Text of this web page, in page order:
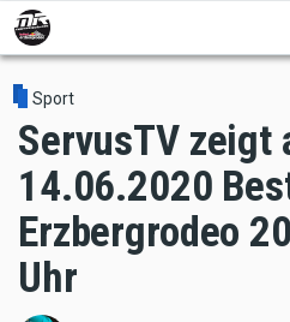
Skip
to
main
content
Sport
ServusTV zeigt
14.06.2020
Erzbergrodeo
Uhr